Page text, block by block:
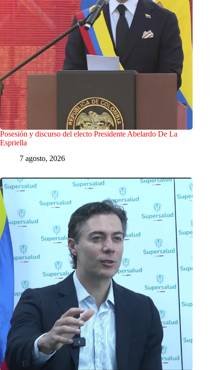
Posesión y discurso del electo Presidente Abelardo De La
Espriella
7 agosto, 2026